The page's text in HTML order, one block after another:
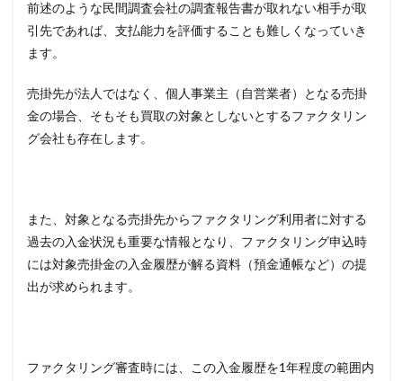
前述のような民間調査会社の調査報告書が取れない相手が取
引先であれば、支払能力を評価することも難しくなっていき
ます。
売掛先が法人ではなく、個人事業主（自営業者）となる売掛
金の場合、そもそも買取の対象としないとするファクタリン
グ会社も存在します。
また、対象となる売掛先からファクタリング利用者に対する
過去の入金状況も重要な情報となり、ファクタリング申込時
には対象売掛金の入金履歴が解る資料（預金通帳など）の提
出が求められます。
ファクタリング審査時には、この入金履歴を1年程度の範囲内